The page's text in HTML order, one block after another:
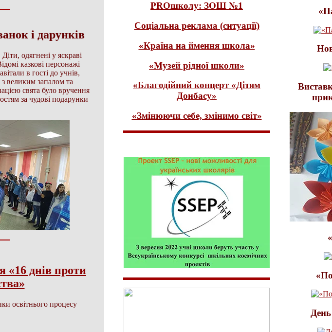
і дарунків
одягнені у яскраві
казкові персонажі –
в гості до учнів,
великим запалом та
свята було вручення
за чудові подарунки
«16 днів проти
освітнього процесу
PROшколу: ЗОШ №1
Соціальна реклама (ситуації)
«Країна на ймення школа»
«Музей рідної школи»
«Благодійний концерт «Дітям
Донбасу»
«Змінюючи себе, змінимо світ»